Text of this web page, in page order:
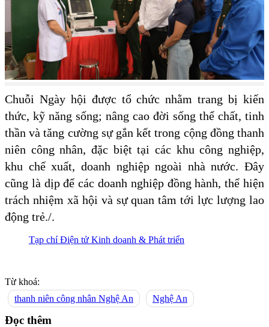
Chuỗi Ngày hội được tổ chức nhằm trang bị kiến
thức, kỹ năng sống; nâng cao đời sống thể chất, tinh
thần và tăng cường sự gắn kết trong cộng đồng thanh
niên công nhân, đặc biệt tại các khu công nghiệp,
khu chế xuất, doanh nghiệp ngoài nhà nước. Đây
cũng là dịp để các doanh nghiệp đồng hành, thể hiện
trách nhiệm xã hội và sự quan tâm tới lực lượng lao
động trẻ./.
Tạp chí Điện tử Kinh doanh & Phát triển
Từ khoá:
thanh niên công nhân Nghệ An
Nghệ An
Đọc thêm